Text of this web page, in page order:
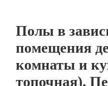
Полы в
помещения
комнаты и
топочная).